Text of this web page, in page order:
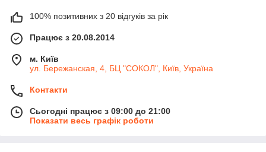
100% позитивних з 20 відгуків за рік
Працює з 20.08.2014
м. Київ
ул. Бережанская, 4, БЦ "СОКОЛ", Київ, Україна
Контакти
Сьогодні працює з 09:00 до 21:00
Показати весь графік роботи